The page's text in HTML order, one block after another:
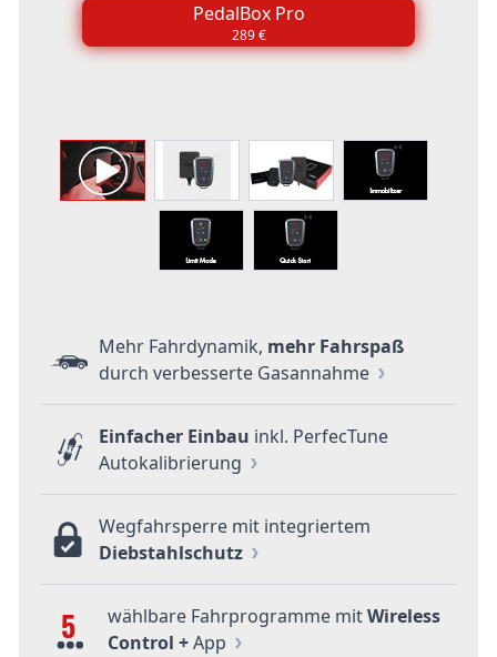
Mehr Fahrdynamik, mehr Fahrspaß
durch verbesserte Gasannahme
Einfacher Einbau inkl. PerfecTune
Autokalibrierung
Wegfahrsperre mit integriertem
Diebstahlschutz
PedalBox Pro
289 €
5 wählbare Fahrprogramme mitWireless
Control +App